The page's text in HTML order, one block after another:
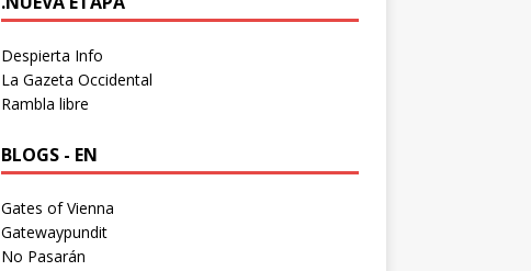
Despierta Info
La Gazeta Occidental
Rambla libre
BLOGS - EN
Gates of Vienna
Gatewaypundit
No Pasarán